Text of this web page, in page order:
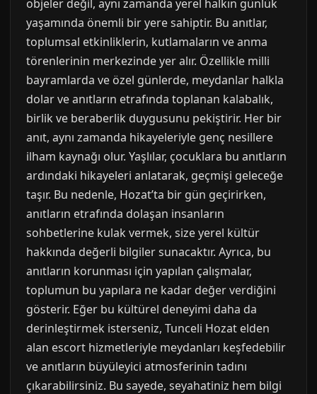
objeler değil, aynı zamanda yerel halkın günlük
yaşamında önemli bir yere sahiptir. Bu anıtlar,
toplumsal etkinliklerin, kutlamaların ve anma
törenlerinin merkezinde yer alır. Özellikle milli
bayramlarda ve özel günlerde, meydanlar halkla
dolar ve anıtların etrafında toplanan kalabalık,
birlik ve beraberlik duygusunu pekiştirir. Her bir
anıt, aynı zamanda hikayeleriyle genç nesillere
ilham kaynağı olur. Yaşlılar, çocuklara bu anıtların
ardındaki hikayeleri anlatarak, geçmişi geleceğe
taşır. Bu nedenle, Hozat’ta bir gün geçirirken,
anıtların etrafında dolaşan insanların
sohbetlerine kulak vermek, size yerel kültür
hakkında değerli bilgiler sunacaktır. Ayrıca, bu
anıtların korunması için yapılan çalışmalar,
toplumun bu yapılara ne kadar değer verdiğini
gösterir. Eğer bu kültürel deneyimi daha da
derinleştirmek isterseniz, Tunceli Hozat elden
alan escort hizmetleriyle meydanları keşfedebilir
ve anıtların büyüleyici atmosferinin tadını
çıkarabilirsiniz. Bu sayede, seyahatiniz hem bilgi